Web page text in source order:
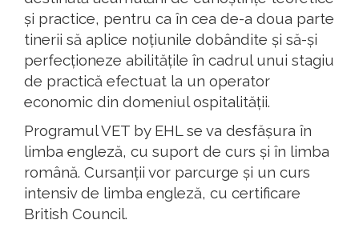
și practice, pentru ca în cea de-a doua parte
tinerii să aplice noțiunile dobândite și să-și
perfecționeze abilitățile în cadrul unui stagiu
de practică efectuat la un operator
economic din domeniul ospitalității.
Programul VET by EHL se va desfășura în
limba engleză, cu suport de curs și în limba
română. Cursanții vor parcurge și un curs
intensiv de limba engleză, cu certificare
British Council.